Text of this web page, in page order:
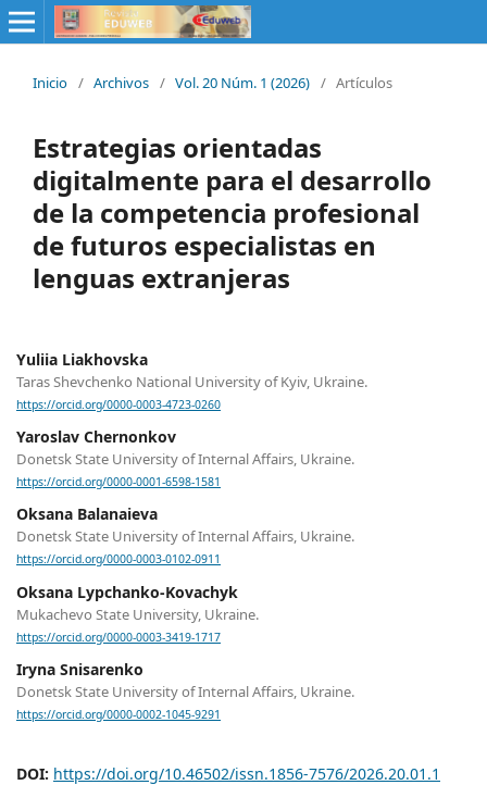
Inicio / Archivos / Vol. 20 Núm. 1 (2026) / Artículos
Estrategias orientadas
digitalmente para el desarrollo
de la competencia profesional
de futuros especialistas en
lenguas extranjeras
Yuliia Liakhovska
Taras Shevchenko National University of Kyiv, Ukraine.
https://orcid.org/0000-0003-4723-0260
Yaroslav Chernonkov
Donetsk State University of Internal Affairs, Ukraine.
https://orcid.org/0000-0001-6598-1581
Oksana Balanaieva
Donetsk State University of Internal Affairs, Ukraine.
https://orcid.org/0000-0003-0102-0911
Oksana Lypchanko-Kovachyk
Mukachevo State University, Ukraine.
https://orcid.org/0000-0003-3419-1717
Iryna Snisarenko
Donetsk State University of Internal Affairs, Ukraine.
https://orcid.org/0000-0002-1045-9291
DOI: https://doi.org/10.46502/issn.1856-7576/2026.20.01.1